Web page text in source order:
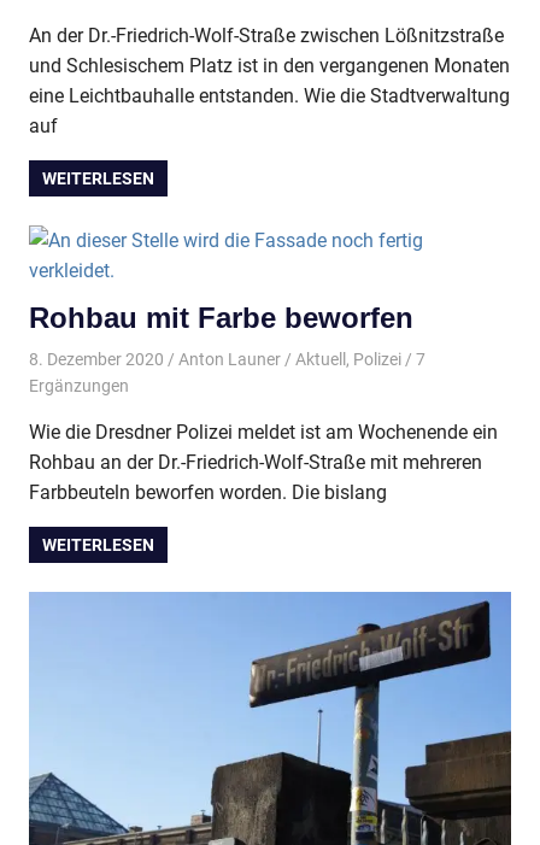
An der Dr.-Friedrich-Wolf-Straße zwischen Lößnitzstraße
und Schlesischem Platz ist in den vergangenen Monaten
eine Leichtbauhalle entstanden. Wie die Stadtverwaltung
auf
WEITERLESEN
Rohbau mit Farbe beworfen
8. Dezember 2020 Anton Launer Aktuell , Polizei/ 7
Ergänzungen
Wie die Dresdner Polizei meldet ist am Wochenende ein
Rohbau an der Dr.-Friedrich-Wolf-Straße mit mehreren
Farbbeuteln beworfen worden. Die bislang
WEITERLESEN